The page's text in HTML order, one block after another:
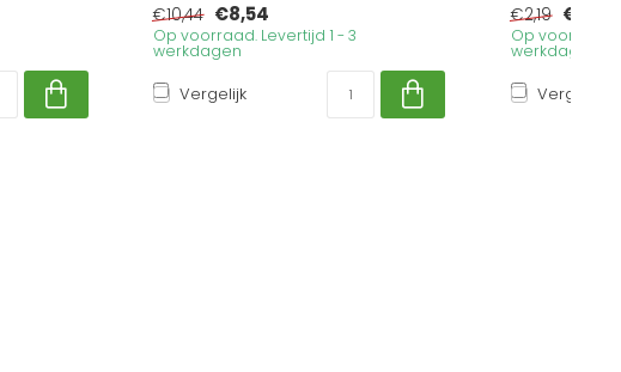
€10,44 €8,54
Op voorraad. Levertijd 1 - 3
werkdagen
Vergelijk
€2,19 €1,79
Op voorraad.
werkdagen
Vergelijk